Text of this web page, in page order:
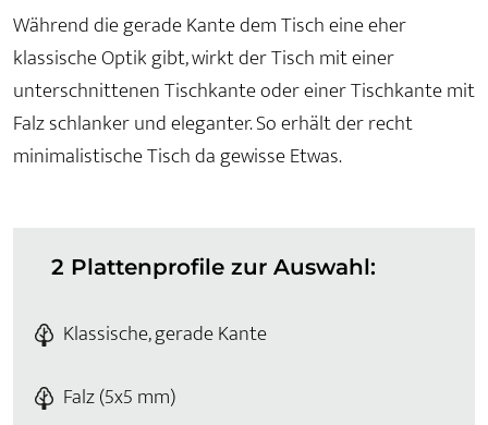
Während die gerade Kante dem Tisch eine eher
klassische Optik gibt, wirkt der Tisch mit einer
unterschnittenen Tischkante oder einer Tischkante mit
Falz schlanker und eleganter. So erhält der recht
minimalistische Tisch da gewisse Etwas.
2 Plattenprofile zur Auswahl:
Klassische, gerade Kante
Falz (5x5 mm)